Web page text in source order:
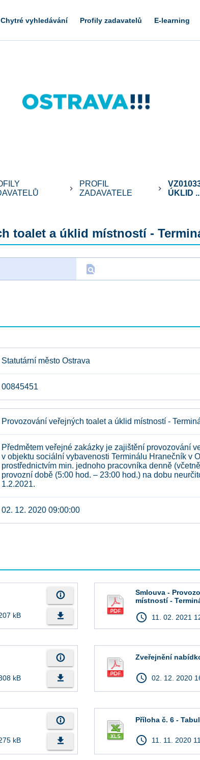
Chytré vyhledávání Profily zadavatelů E-learning
keyboard_arrow_right
PROFIL
ZADAVATELE
keyboard_arrow_right
ÚKLID
toalet a úklid místností -
find_in_page
Statutární město Ostrava
00845451
Provozování veřejných toalet a úklid místností -
Předmětem veřejné zakázky je zajištění provozování
v objektu sociální vybavenosti Terminálu Hranečník v
prostřednictvím min. jednoho pracovníka denně
provozní době (5:00 hod. – 23:00 hod.) na dobu
1.2.2021.
02. 12. 2020 09:00:00
kB
info_outline
file_download
Smlouva -
místností -
access_time 11. 02. 2021
kB
info_outline
file_download
Zveřejnění
access_time 02. 12. 2020
kB
info_outline
file_download
Příloha č. 6 -
access_time 11. 11. 2020